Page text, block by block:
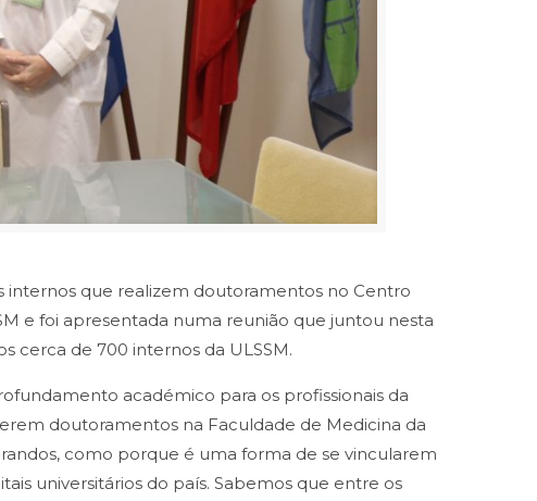
internos que realizem doutoramentos no Centro
e foi apresentada numa reunião que juntou nesta
cerca de 700 internos da ULSSM.
académico para os profissionais da
doutoramentos na Faculdade de Medicina da
como porque é uma forma de se vincularem
universitários do país. Sabemos que entre os